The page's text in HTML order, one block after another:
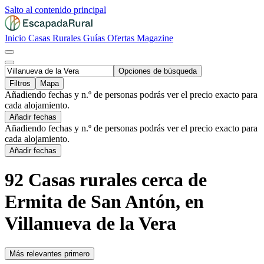
Salto al contenido principal
Inicio Casas Rurales Guías Ofertas Magazine
Opciones de búsqueda
Filtros
Mapa
Añadiendo fechas y n.º de personas podrás ver el precio exacto para
cada alojamiento.
Añadir fechas
Añadiendo fechas y n.º de personas podrás ver el precio exacto para
cada alojamiento.
Añadir fechas
92 Casas rurales cerca de
Ermita de San Antón, en
Villanueva de la Vera
Más relevantes primero